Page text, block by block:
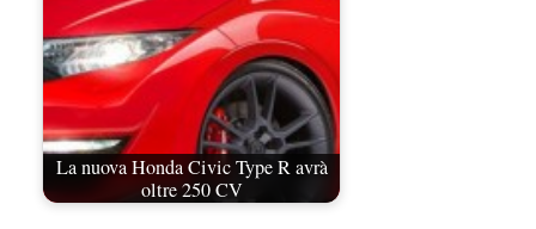
La nuova Honda Civic Type R avrà
oltre 250 CV